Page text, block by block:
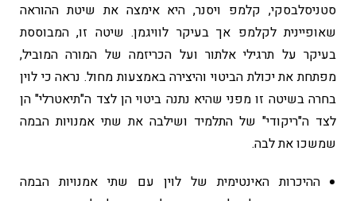
סטניסלבסקי, קלמפ ויסנר, היא אימצה את שיטת ההוראה
שאופיינית לקלמפ אך בעיקר לוויגמן. שיטה זו, המבוססת
בעיקר על תרגילי אלתור ועל הכריזמה של המורה המוביל,
מפתחת את יכולת הביטוי והיצירה באמצעות מחול. נראה כי לוין
בחרה בשיטה זו מפני שהיא נתנה ביטוי הן לצד ה"תיאטרלי" הן
לצד ה"ריקודי" של התלמיד ושילבה את שתי אמנויות הבמה
שמשכו את לבה.
ההיכרות האינטימית של לוין עם שתי אמנויות הבמה